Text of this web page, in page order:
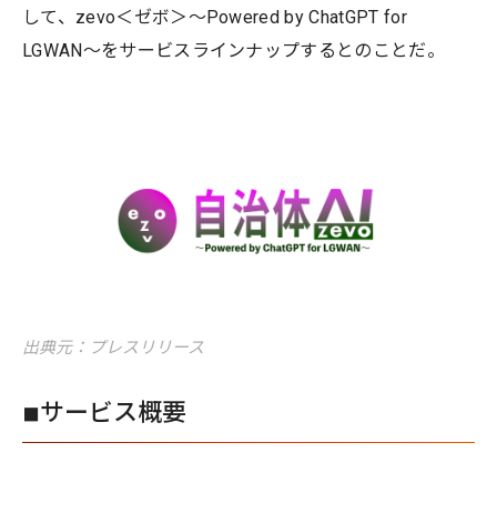
して、zevo＜ゼボ＞〜Powered by ChatGPT for
LGWAN〜をサービスラインナップするとのことだ。
出典元：プレスリリース
◾︎サービス概要